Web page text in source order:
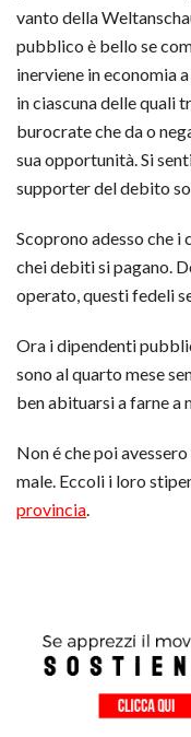
vanto della
pubblico è bello se
inerviene in economia
in ciascuna delle quali
burocrate che da o
sua opportunità. Si
supporter del debito
Scoprono adesso che i
chei debiti si pagano.
operato, questi fedeli
Ora i dipendenti
sono al quarto mese
ben abituarsi a farne a
Non é che poi
male. Eccoli i loro
provincia